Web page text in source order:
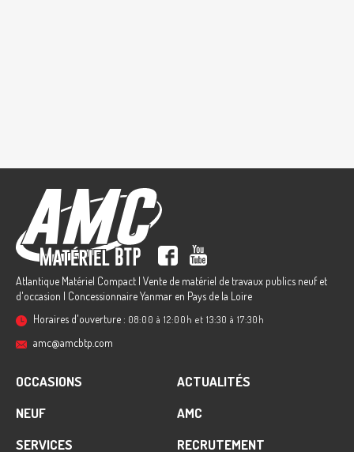
Atlantique Matériel Compact | Vente de matériel de travaux publics neuf et
d'occasion | Concessionnaire Yanmar en Pays de la Loire
Horaires d'ouverture : 08:00 à 12:00h et 13:30 à 17:30h
amc@amcbtp.com
OCCASIONS
NEUF
SERVICES
ACTUALITÉS
AMC
RECRUTEMENT